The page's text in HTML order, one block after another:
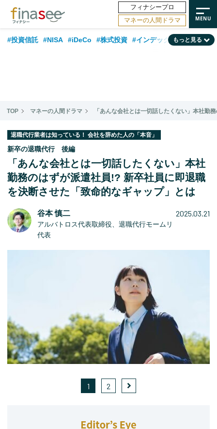
フィナシープロ
マネーの人間ドラマ
#投資信託 #NISA #iDeCo #株式投資 #インデックスファンド
#50代 #データ・調査 #老後 #60代 #国内株式型
もっと見る
TOP マネーの人間ドラマ 「あんな会社とは一切話したくない」本社勤
退職代行業者は知っている！ 会社を辞めた人の「本音」
新卒の退職代行 後編
「あんな会社とは一切話したくない」本社
勤務のはずが派遣社員!? 新卒社員に即退職
を決断させた「致命的なギャップ」とは
谷本 慎二
アルバトロス代表取締役、退職代行モームリ
代表
2025.03.21
1 2